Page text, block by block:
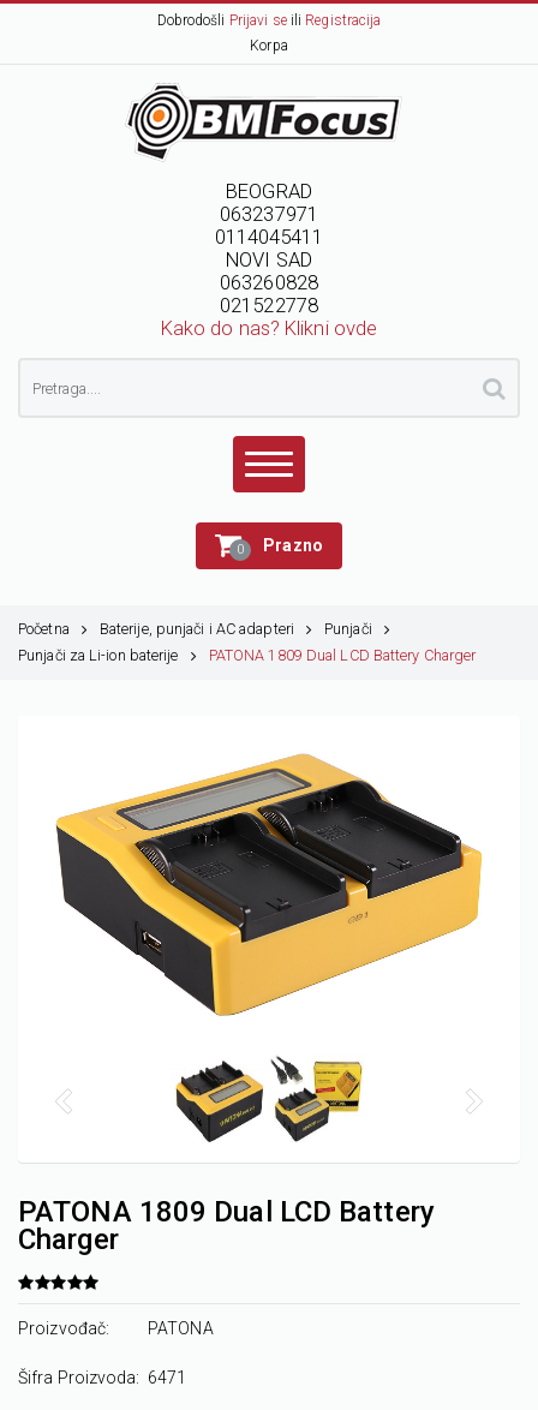
Dobrodošli Prijavi seili Registracija
Korpa
BEOGRAD
063237971
0114045411
NOVI SAD
063260828
021522778
Kako do nas? Klikni ovde
0 Prazno
Početna Baterije, punjači i AC adapteri
Punjači
Punjači za Li-ion baterije
PATONA 1809 Dual LCD Battery Charger
PATONA 1809 Dual LCD Battery
Charger
Proizvođač: PATONA
Šifra Proizvoda: 6471